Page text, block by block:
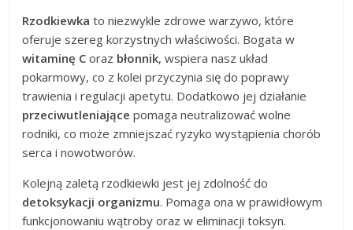
Rzodkiewka to niezwykle zdrowe warzywo, które
oferuje szereg korzystnych właściwości. Bogata w
witaminę C oraz błonnik, wspiera nasz układ
pokarmowy, co z kolei przyczynia się do poprawy
trawienia i regulacji apetytu. Dodatkowo jej działanie
przeciwutleniające pomaga neutralizować wolne
rodniki, co może zmniejszać ryzyko wystąpienia chorób
serca i nowotworów.
Kolejną zaletą rzodkiewki jest jej zdolność do
detoksykacji organizmu. Pomaga ona w prawidłowym
funkcjonowaniu wątroby oraz w eliminacji toksyn.